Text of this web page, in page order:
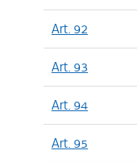
Art. 92
Art. 93
Art. 94
Art. 95